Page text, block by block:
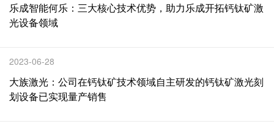
乐成智能何乐：三大核心技术优势，助力乐成开拓钙钛矿激
光设备领域
2023-06-28
大族激光：公司在钙钛矿技术领域自主研发的钙钛矿激光刻
划设备已实现量产销售